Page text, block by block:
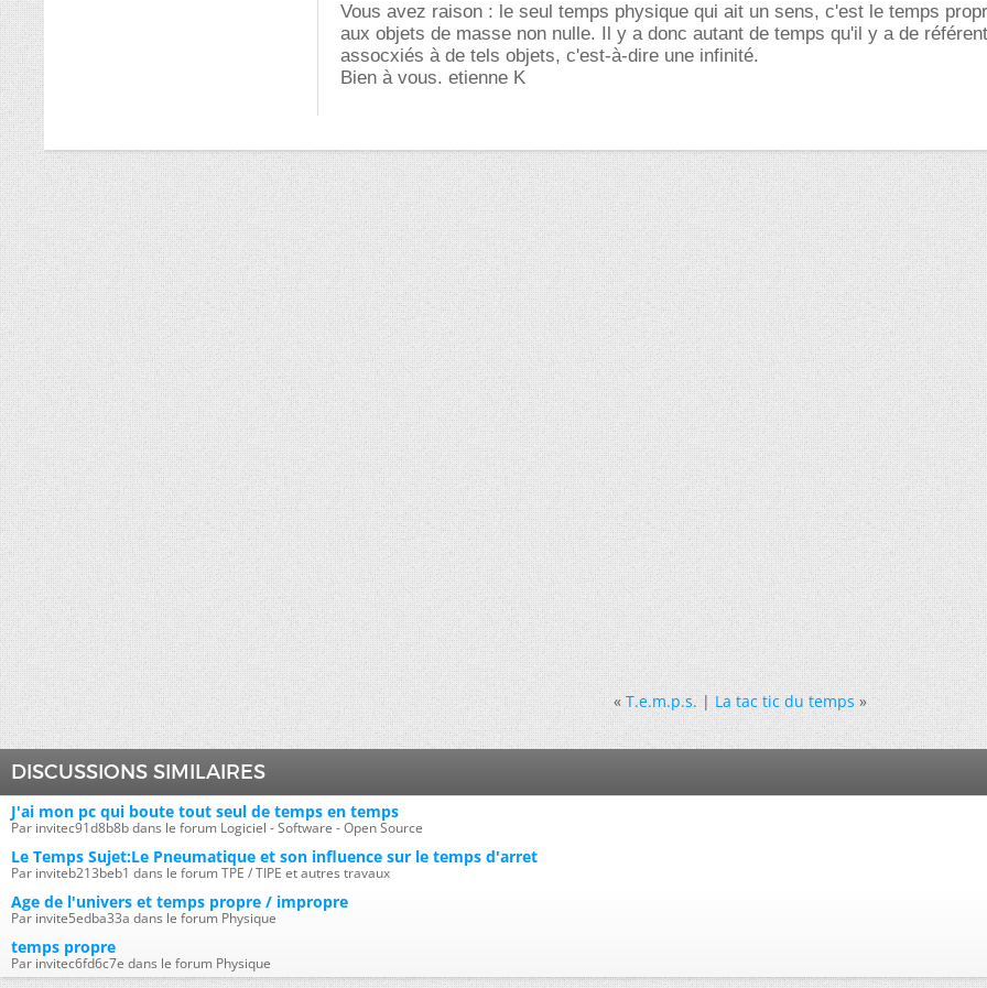
Vous avez raison : le seul temps physique qui ait un sens, c'est le temps
aux objets de masse non nulle. Il y a donc autant de temps qu'il y a de
assocxiés à de tels objets, c'est-à-dire une infinité.
Bien à vous. etienne K
« T.e.m.p.s.|La tac tic du temps »
DISCUSSIONS SIMILAIRES
J'ai mon pc qui boute tout seul de temps en temps
Par invitec91d8b8b dans le forum Logiciel - Software - Open Source
Le Temps Sujet:Le Pneumatique et son influence sur le temps d'arret
Par inviteb213beb1 dans le forum TPE / TIPE et autres travaux
Age de l'univers et temps propre / impropre
Par invite5edba33a dans le forum Physique
temps propre
Par invitec6fd6c7e dans le forum Physique